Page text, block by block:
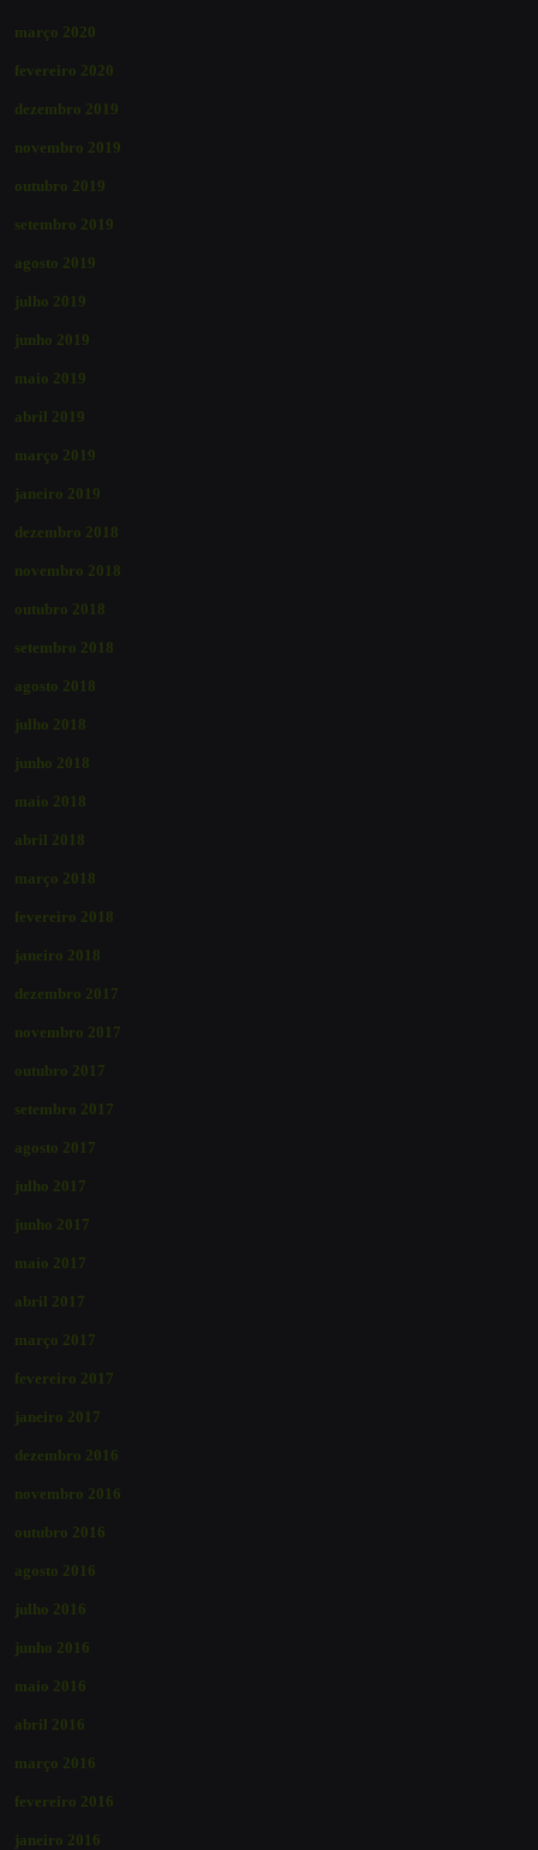
março 2020
fevereiro 2020
dezembro 2019
novembro 2019
outubro 2019
setembro 2019
agosto 2019
julho 2019
junho 2019
maio 2019
abril 2019
março 2019
janeiro 2019
dezembro 2018
novembro 2018
outubro 2018
setembro 2018
agosto 2018
julho 2018
junho 2018
maio 2018
abril 2018
março 2018
fevereiro 2018
janeiro 2018
dezembro 2017
novembro 2017
outubro 2017
setembro 2017
agosto 2017
julho 2017
junho 2017
maio 2017
abril 2017
março 2017
fevereiro 2017
janeiro 2017
dezembro 2016
novembro 2016
outubro 2016
agosto 2016
julho 2016
junho 2016
maio 2016
abril 2016
março 2016
fevereiro 2016
janeiro 2016